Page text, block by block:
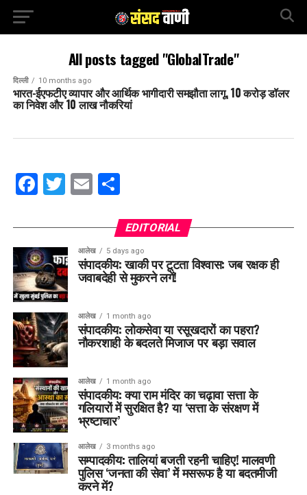
All posts tagged "GlobalTrade"
दिल्ली 10 months ago
भारत-ईएफटीए व्यापार और आर्थिक भागीदारी समझौता लागू, 10 करोड़ डॉलर
का निवेश और 10 लाख नौकरियां
Facebook
Twitter
EmailShare
EDITORIAL
आलेख 5 days ago
संपादकीय: खाकी पर टूटता विश्वास: जब रक्षक ही
जवाबदेही से मुकरने लगें!
आलेख 1 month ago
संपादकीय: लोकसेवा या रसूखदारों का पहरा?
नौकरशाही के बदलते मिजाज पर बड़ा सवाल
आलेख 1 month ago
संपादकीय: क्या राम मंदिर का चढ़ावा सत्ता के
गलियारों में सुरक्षित है? या ‘सत्ता के संरक्षण में
भ्रष्टाचार’
आलेख 3 months ago
सम्पादकीय: तालियां बजती रहनी चाहिए! मालवणी
पुलिस ‘जनता की सेवा’ में मसरूफ है या बदतमीजी
करने में?